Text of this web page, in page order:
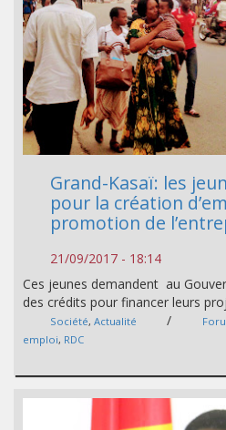
Grand-Kasaï: les
pour la création
promotion de
21/09/2017 - 18:14
Ces jeunes demandent au
des crédits pour financer leurs
Société, Actualité /
emploi, RDC